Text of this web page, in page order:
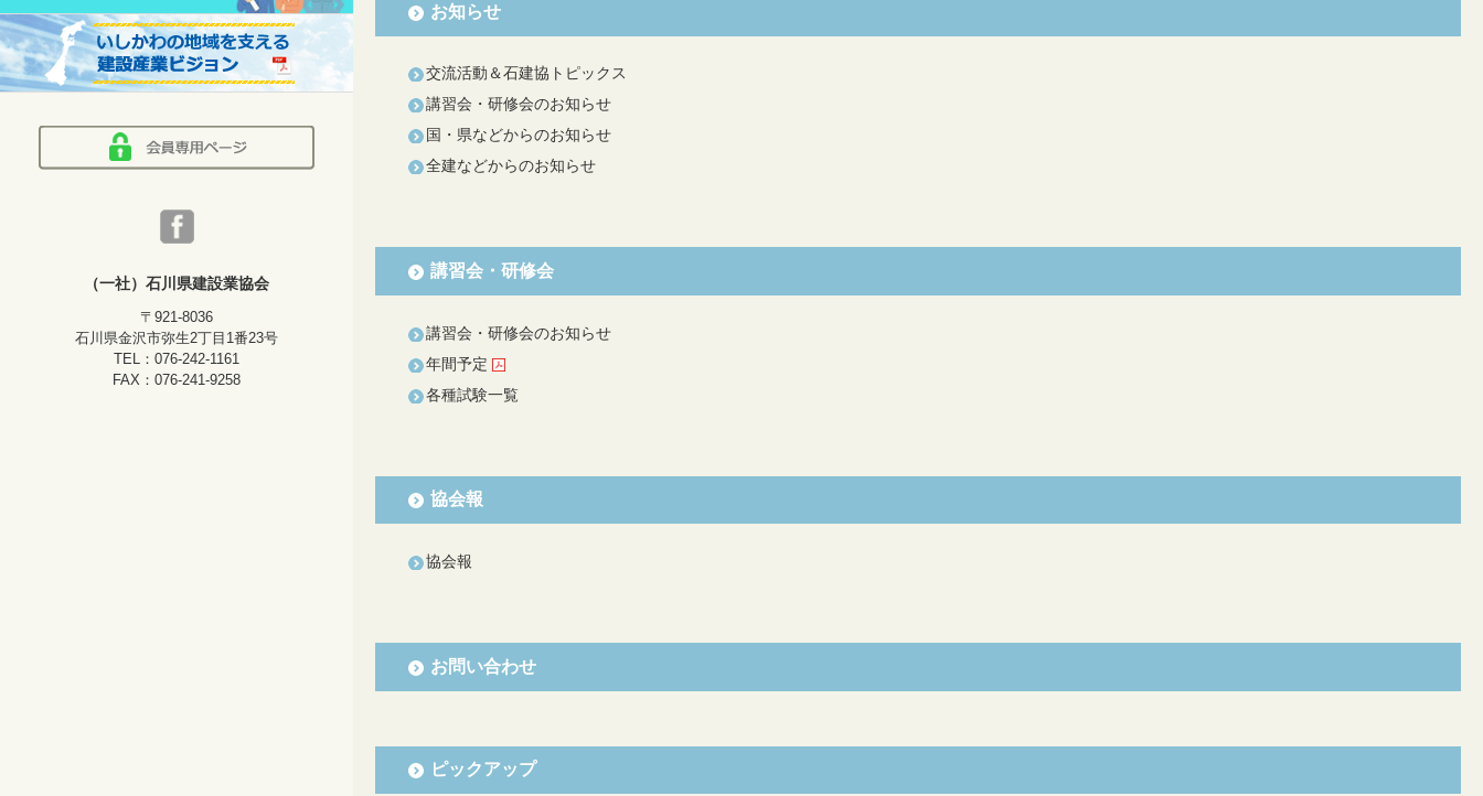
（一社）石川県建設業協会
〒921-8036
石川県金沢市弥生2丁目1番23号
TEL：076-242-1161
FAX：076-241-9258
お知らせ
交流活動＆石建協トピックス
講習会・研修会のお知らせ
国・県などからのお知らせ
全建などからのお知らせ
講習会・研修会
講習会・研修会のお知らせ
年間予定
各種試験一覧
協会報
協会報
お問い合わせ
ピックアップ